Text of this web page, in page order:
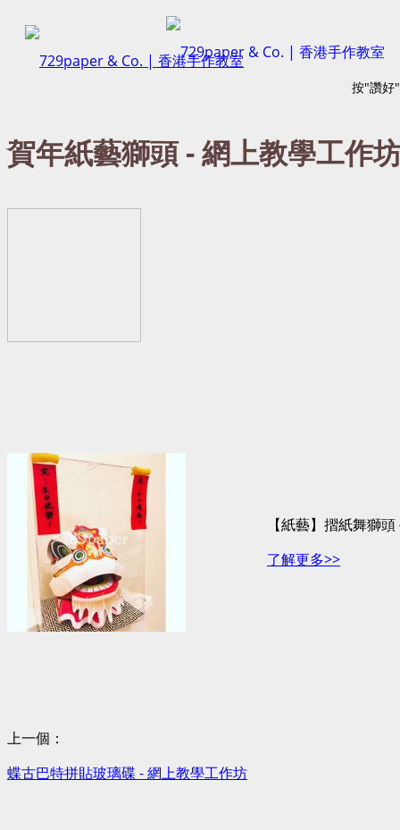
按"讚好
賀年紙藝獅頭 - 網上教學工作
【紙藝】摺紙舞獅
了解更多>>
上一個：
蝶古巴特拼貼玻璃碟 - 網上教學工作坊